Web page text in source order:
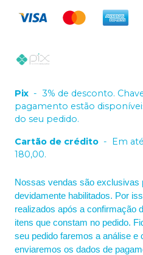
Pix - 3% de desconto.
pagamento estão
do seu pedido.
Cartão de crédito - Em
180,00.
Nossas vendas são exclusivas
devidamente habilitados. Por
realizados após a confirmação
itens que constam no pedido.
seu pedido faremos a análise e
enviaremos os dados de